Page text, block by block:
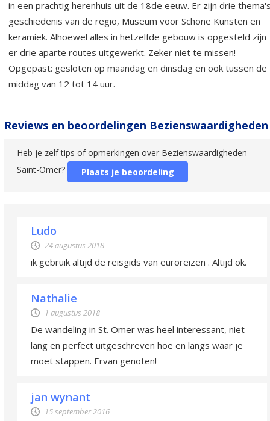
in een prachtig herenhuis uit de 18de eeuw. Er zijn drie
geschiedenis van de regio, Museum voor Schone Kunsten en
keramiek. Alhoewel alles in hetzelfde gebouw is opgesteld zijn
er drie aparte routes uitgewerkt. Zeker niet te missen!
Opgepast: gesloten op maandag en dinsdag en ook tussen de
middag van 12 tot 14 uur.
Reviews en beoordelingen Bezienswaardigheden
Heb je zelf tips of opmerkingen over Bezienswaardigheden
Saint-Omer?
Plaats je beoordeling
Ludo
24 augustus 2018
ik gebruik altijd de reisgids van euroreizen . Altijd ok.
Nathalie
1 augustus 2018
De wandeling in St. Omer was heel interessant, niet
lang en perfect uitgeschreven hoe en langs waar je
moet stappen. Ervan genoten!
jan wynant
15 september 2016